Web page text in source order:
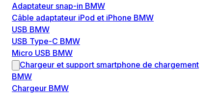
Adaptateur snap-in BMW
Câble adaptateur iPod et iPhone BMW
USB BMW
USB Type-C BMW
Micro USB BMW
Chargeur et support smartphone de chargement
BMW
Chargeur BMW